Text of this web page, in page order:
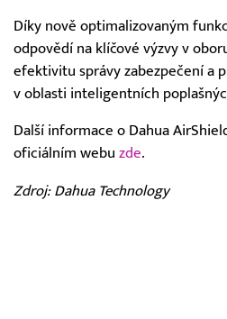
Díky nově optimalizovaným
odpovědí na klíčové výzvy v
efektivitu správy zabezpečení a
v oblasti inteligentních
Další informace o Dahua
oficiálním webu zde.
Zdroj: Dahua Technology